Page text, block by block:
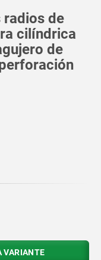
radios de
cilíndrica
de
VARIANTE